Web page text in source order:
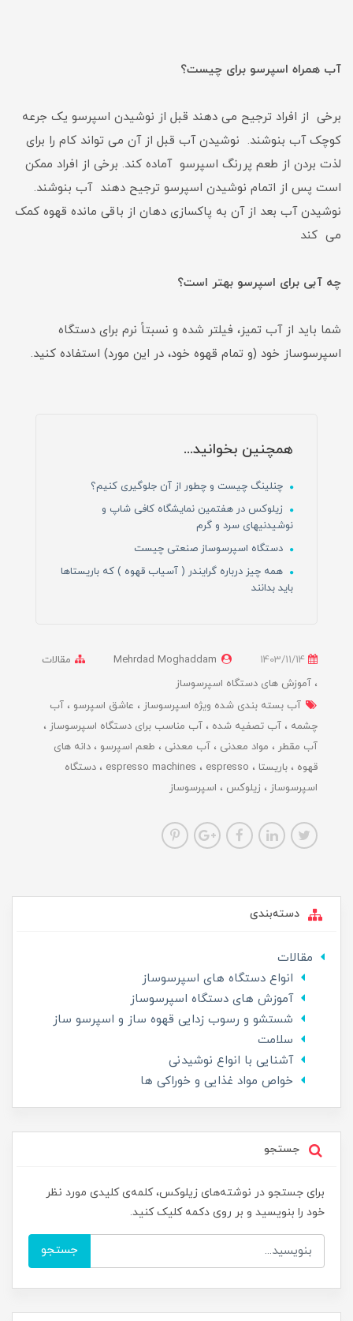
آب همراه اسپرسو برای چیست؟
برخی از افراد ترجیح می دهند قبل از نوشیدن اسپرسو یک جرعه
کوچک آب بنوشند. نوشیدن آب قبل از آن می تواند کام را برای
لذت بردن از طعم پررنگ اسپرسو آماده کند. برخی از افراد ممکن
است پس از اتمام نوشیدن اسپرسو ترجیح دهند آب بنوشند.
نوشیدن آب بعد از آن به پاکسازی دهان از باقی مانده قهوه کمک
می کند
چه آبی برای اسپرسو بهتر است؟
شما باید از آب تمیز، فیلتر شده و نسبتاً نرم برای دستگاه
اسپرسوساز خود (و تمام قهوه خود، در این مورد) استفاده کنید.
همچنین بخوانید...
چنلینگ چیست و چطور از آن جلوگیری کنیم؟
زیلوکس در هفتمین نمایشگاه کافی شاپ و
نوشیدنیهای سرد و گرم
دستگاه اسپرسوساز صنعتی چیست
همه چیز درباره گرایندر ( آسیاب قهوه ) که باریستاها
باید بدانند
Mehrdad Moghaddam
مقالات
آموزش های دستگاه اسپرسوساز
آب بسته بندی شده ویژه اسپرسوساز
عاشق اسپرسو
آب
چشمه
آب تصفیه شده
آب مناسب برای دستگاه اسپرسوساز
آب مقطر
مواد معدنی آب معدنی طعم اسپرسو
دانه های
قهوه
باریستا espresso machines espresso
دستگاه
اسپرسوساز
زیلوکس اسپرسوساز
دسته‌بندی
مقالات
انواع دستگاه های اسپرسوساز
آموزش های دستگاه اسپرسوساز
شستشو و رسوب زدایی قهوه ساز و اسپرسو ساز
سلامت
آشنایی با انواع نوشیدنی
خواص مواد غذایی و خوراکی ها
جستجو
برای جستجو در نوشته‌های زیلوکس، کلمه‌ی کلیدی مورد نظر
خود را بنویسید و بر روی دکمه کلیک کنید.
جستجو